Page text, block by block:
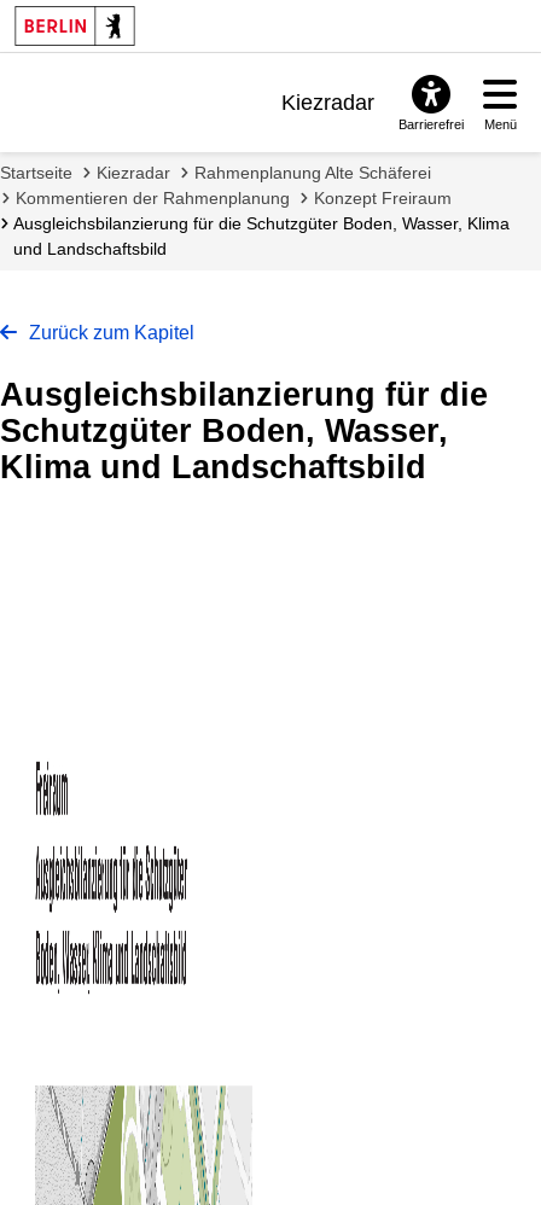
Kiezradar
FAQ & Support
Barrierefrei Menü
Startseite Kiezradar
Rahmenplanung Alte Schäferei
Kommentieren der Rahmenplanung
Konzept Freiraum
Ausgleichsbilanzierung für die Schutzgüter Boden, Wasser, Klima
und Landschaftsbild
Zurück zum Kapitel
Ausgleichsbilanzierung für die
Schutzgüter Boden, Wasser,
Klima und Landschaftsbild